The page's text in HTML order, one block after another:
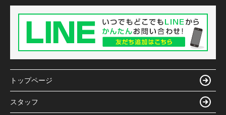
トップページ
スタッフ